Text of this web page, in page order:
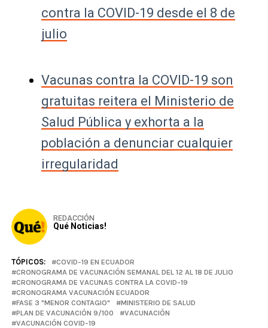
contra la COVID-19 desde el 8 de
julio
Vacunas contra la COVID-19 son
gratuitas reitera el Ministerio de
Salud Pública y exhorta a la
población a denunciar cualquier
irregularidad
REDACCIÓN
Qué Noticias!
TÓPICOS:
COVID-19 EN ECUADOR
CRONOGRAMA DE VACUNACIÓN SEMANAL DEL 12 AL 18 DE JULIO
CRONOGRAMA DE VACUNAS CONTRA LA COVID-19
CRONOGRAMA VACUNACIÓN ECUADOR
FASE 3 "MENOR CONTAGIO"
MINISTERIO DE SALUD
PLAN DE VACUNACIÓN 9/100
VACUNACIÓN
VACUNACIÓN COVID-19